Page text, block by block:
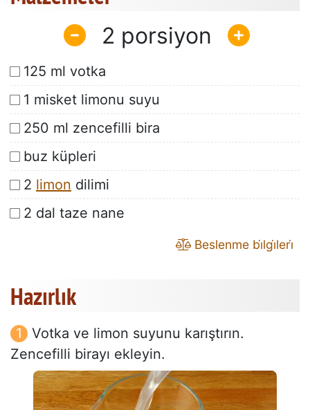
2
125 ml votka
1 misket limonu suyu
250 ml zencefilli bira
buz küpleri
2 limon dilimi
2 dal taze nane
Beslenme bi̇lgi̇leri̇
Hazırlık
Votka ve limon suyunu karıştırın.
Zencefilli birayı ekleyin.